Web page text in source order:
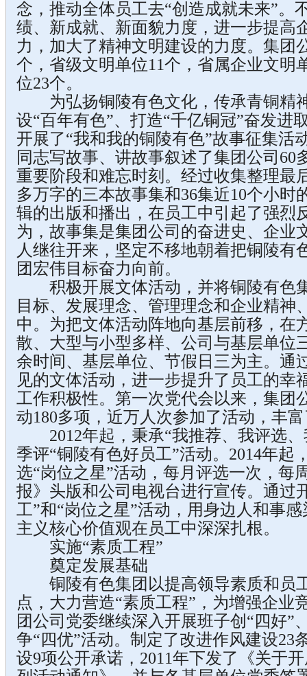
念，推动全体员工去“创造成就未来”。
绩、新成就、新面貌力度，进一步提高
力，加大了精神文明建设的力度。集团
个，省级文明单位11个，省属企业文明
位23个。
为弘扬铜陵有色文化，传承青铜精
设“百年有色”、打造“千亿铜冠”奋发进
开展了“我和我的铜陵有色”故事征集活
同志写故事、讲故事叙述了集团公司60
重要阶段和难忘时刻。经过收集整理最
多万字的三本故事集和36集近10个小时
辑的出版和播出，在员工中引起了强烈
为，故事集是集团公司的奋进史、企业
人继往开来，坚定不移地朝着把铜陵有
团宏伟目标奋力向前。
积极开展文体活动，并将铜陵有色
目标、发展理念、管理理念和企业精神
中。为把文体活动阵地向基层前移，在
散、大型与小型多样、公司与基层单位
余时间、基层单位、节假日三为主。通
见的文体活动，进一步提升了员工的幸
工作积极性。第一次党代会以来，集团
动180多项，近万人次参加了活动，丰
2012年起，秉承“我推荐、我评选、
季评“铜陵有色好员工”活动。2014年起
选“岗位之星”活动，每月评选一次，每
报》头版和公司电视台进行宣传。通过
工”和“岗位之星”活动，用身边人和事
主义核心价值观在员工中深深扎根。
实施“素质工程”
奠定发展基础
铜陵有色集团以提高领导素质和员
点，大力营造“素质工程”，为增强企业
团公司党委继续深入开展班子创“四好”
争“四优”活动。制定了改进作风建设23
设9项公开承诺，2011年下发了《关于